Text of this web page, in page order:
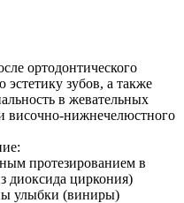
ортодонтического
эстетику зубов, а также
в жевательных
височно-нижнечелюстного
протезированием в
диоксида циркония)
улыбки (виниры)